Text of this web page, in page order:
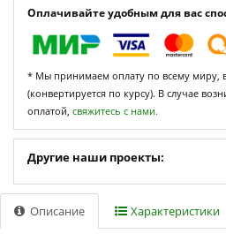
Оплачивайте удобным для вас
* Мы принимаем оплату по всему миру,
(конвертируется по курсу). В случае
оплатой, свяжитесь с нами.
Другие наши проекты:
Описание Характеристики